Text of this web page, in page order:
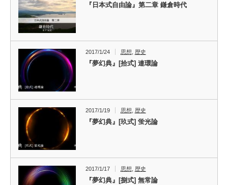
『日本式自由論』第二章 鎌倉時代
2017/1/24 思想 歴史
『夢幻典』[拾式] 連環論
2017/1/19 思想 歴史
『夢幻典』[玖式] 蛍光論
2017/1/17 思想 歴史
『夢幻典』[捌式] 無常論